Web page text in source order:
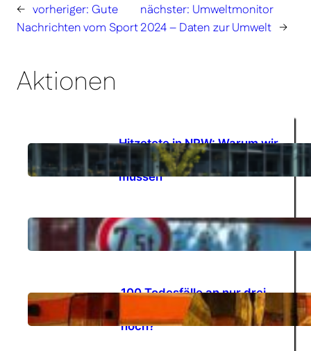
← vorheriger: Gute
Nachrichten vom Sport
nächster: Umweltmonitor
2024 – Daten zur Umwelt →
Aktionen
31.07.2026
Hitzetote in NRW: Warum wir
in Essen endlich
entschlossener handeln
müssen
27.07.2026GUTES KLIMA FESTIVAL
2026
08.07.2026
100 Todesfälle an nur drei
Tagen – wie viele
Warnsignale brauchen wir
noch?